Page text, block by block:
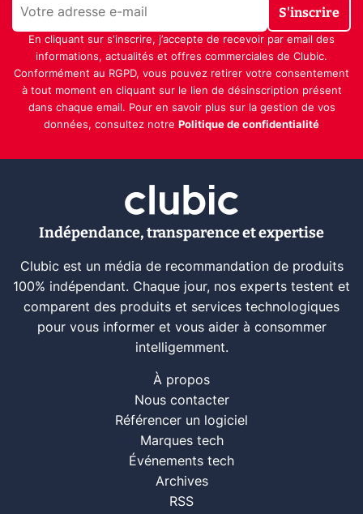
S'inscrire
En cliquant sur s'inscrire, j’accepte de recevoir par email des
informations, actualités et offres commerciales de Clubic.
Conformément au RGPD, vous pouvez retirer votre consentement
à tout moment en cliquant sur le lien de désinscription présent
dans chaque email. Pour en savoir plus sur la gestion de vos
données, consultez notre Politique de confidentialité
Indépendance, transparence et expertise
Clubic est un média de recommandation de produits
100% indépendant. Chaque jour, nos experts testent et
comparent des produits et services technologiques
pour vous informer et vous aider à consommer
intelligemment.
À propos
Nous contacter
Référencer un logiciel
Marques tech
Événements tech
Archives
RSS